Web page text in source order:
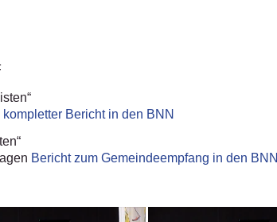
kompletter Bericht in den BNN
Bericht zum Gemeindeempfang in den BNN